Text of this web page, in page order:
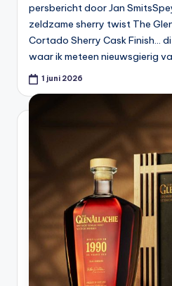
persbericht door Jan
zeldzame sherry twist The
Cortado Sherry Cask Finish…
waar ik meteen nieuwsgierig
1 juni 2026